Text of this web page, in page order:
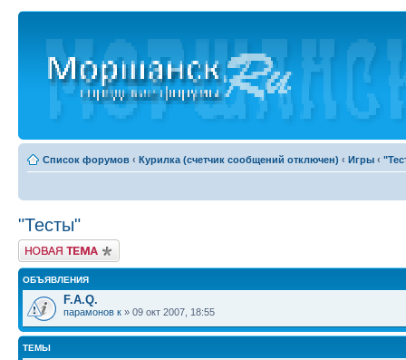
Список форумов ‹ Курилка (счетчик сообщений отключен) ‹ Игры ‹
"Тесты"
Новая тема
ОБЪЯВЛЕНИЯ
F.A.Q.
парамонов к » 09 окт 2007, 18:55
ТЕМЫ